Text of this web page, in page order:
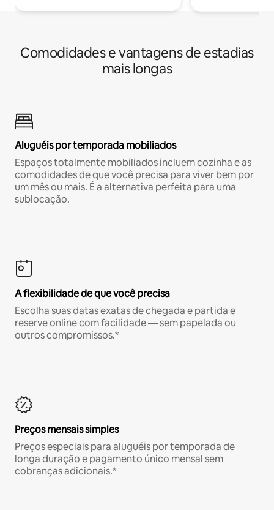
Comodidades e vantagens de estadias
mais longas
Aluguéis por temporada mobiliados
Espaços totalmente mobiliados incluem cozinha e as
comodidades de que você precisa para viver bem por
um mês ou mais. É a alternativa perfeita para uma
sublocação.
A flexibilidade de que você precisa
Escolha suas datas exatas de chegada e partida e
reserve online com facilidade — sem papelada ou
outros compromissos.*
Preços mensais simples
Preços especiais para aluguéis por temporada de
longa duração e pagamento único mensal sem
cobranças adicionais.*